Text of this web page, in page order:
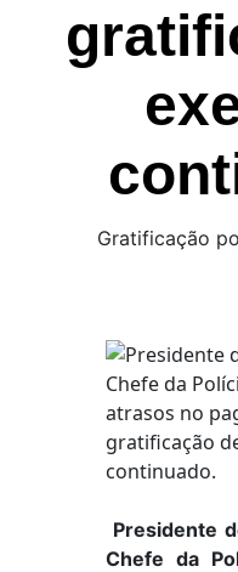
Gratificação
Presidente
Chefe da